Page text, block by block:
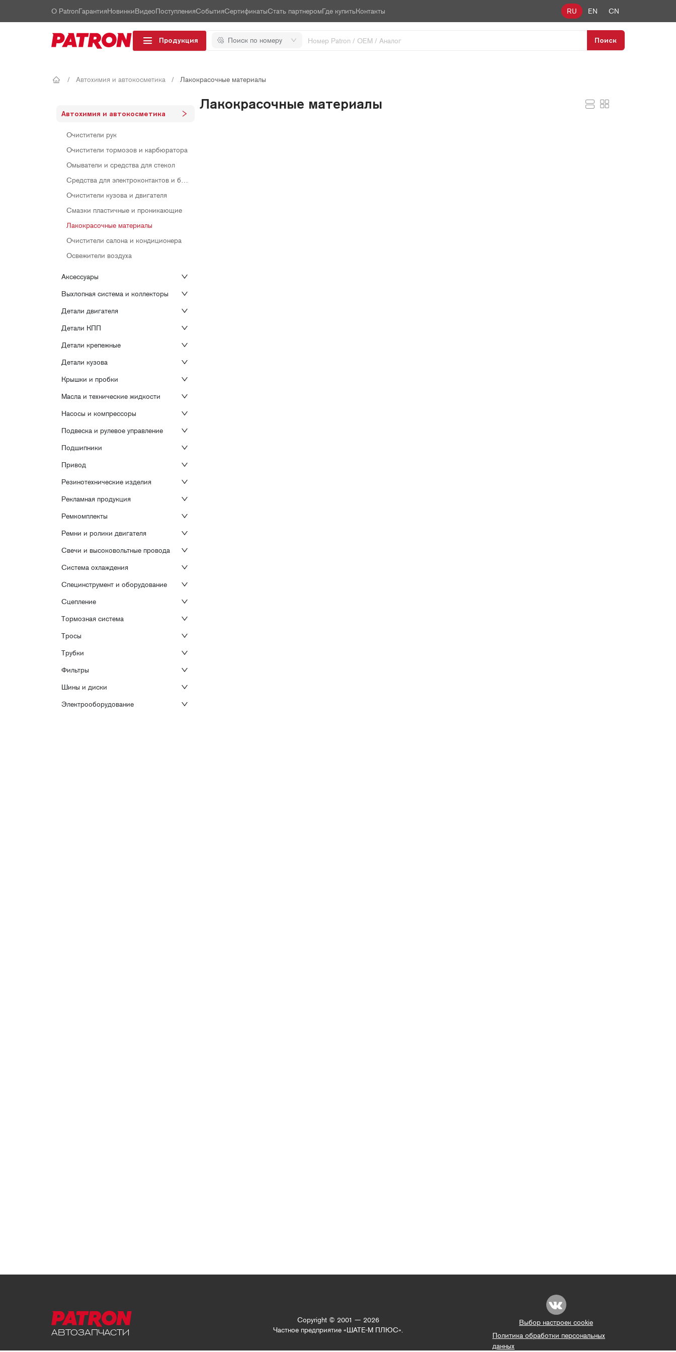
О PatronГарантияНовинкиВидеоПоступленияСобытияСертификатыСтать партнеромГде купитьКонтакты RU EN CN
Продукция Поиск по номеру Поиск
/ Автохимия и автокосметика / Лакокрасочные материалы
Автохимия и автокосметика
Очистители рук
Очистители тормозов и карбюратора
Омыватели и средства для стекол
Средства для электроконтактов и быстрого запуска
Очистители кузова и двигателя
Смазки пластичные и проникающие
Лакокрасочные материалы
Очистители салона и кондиционера
Освежители воздуха
Аксессуары
Выхлопная система и коллекторы
Детали двигателя
Детали КПП
Детали крепежные
Детали кузова
Крышки и пробки
Масла и технические жидкости
Насосы и компрессоры
Подвеска и рулевое управление
Подшипники
Привод
Резинотехнические изделия
Рекламная продукция
Ремкомплекты
Ремни и ролики двигателя
Свечи и высоковольтные провода
Система охлаждения
Специнструмент и оборудование
Сцепление
Тормозная система
Тросы
Трубки
Фильтры
Шины и диски
Электрооборудование
Лакокрасочные материалы
АВТОЗАПЧАСТИ
Copyright © 2001 — 2026
Частное предприятие «ШАТЕ-М ПЛЮС».
Выбор настроек cookie
Политика обработки персональных
данных